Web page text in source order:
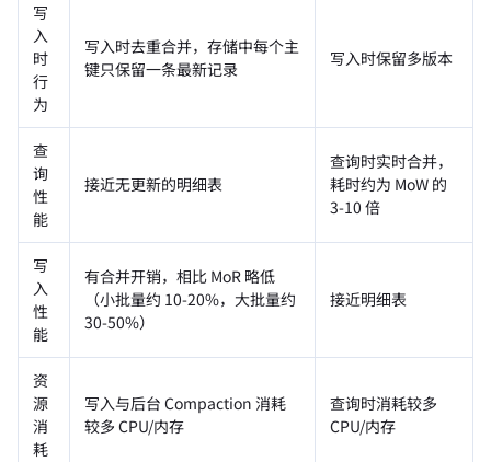
写
入
时
行
为
写入时去重合并，存储中每个主
键只保留一条最新记录
写入时保留多版本
查
询
性
能
接近无更新的明细表
查询时实时合并，
耗时约为 MoW 的
3-10 倍
写
入
性
能
有合并开销，相比 MoR 略低
（小批量约 10-20%，大批量约
30-50%）
接近明细表
资
源
消
耗
写入与后台 Compaction 消耗
较多 CPU/内存
查询时消耗较多
CPU/内存